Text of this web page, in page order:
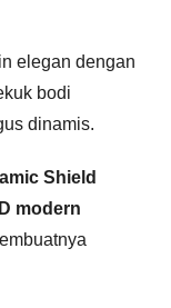
elegan dengan
bodi
dinamis.
Shield
modern